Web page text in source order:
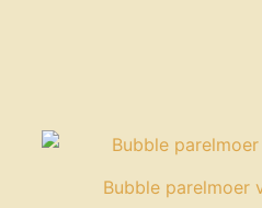
Bubble parelmoer
was:
€ 26,95.